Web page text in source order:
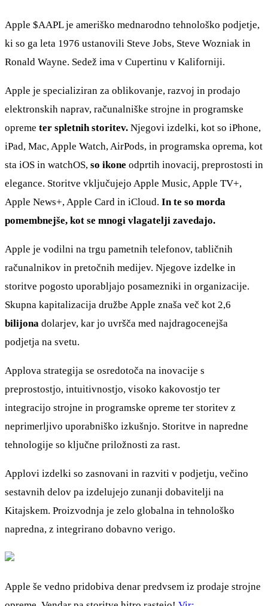
Apple $AAPLje ameriško mednarodno tehnološko podjetje,
ki so ga leta 1976 ustanovili Steve Jobs, Steve Wozniak in
Ronald Wayne. Sedež ima v Cupertinu v Kaliforniji.
Apple je specializiran za oblikovanje, razvoj in prodajo
elektronskih naprav, računalniške strojne in programske
opreme ter spletnih storitev. Njegovi izdelki, kot so iPhone,
iPad, Mac, Apple Watch, AirPods, in programska oprema, kot
sta iOS in watchOS, so ikone odprtih inovacij, preprostosti in
elegance. Storitve vključujejo Apple Music, Apple TV+,
Apple News+, Apple Card in iCloud. In te so morda
pomembnejše, kot se mnogi vlagatelji zavedajo.
Apple je vodilni na trgu pametnih telefonov, tabličnih
računalnikov in pretočnih medijev. Njegove izdelke in
storitve pogosto uporabljajo posamezniki in organizacije.
Skupna kapitalizacija družbe Apple znaša več kot 2,6
bilijona dolarjev, kar jo uvršča med najdragocenejša
podjetja na svetu.
Applova strategija se osredotoča na inovacije s
preprostostjo, intuitivnostjo, visoko kakovostjo ter
integracijo strojne in programske opreme ter storitev z
neprimerljivo uporabniško izkušnjo. Storitve in napredne
tehnologije so ključne priložnosti za rast.
Applovi izdelki so zasnovani in razviti v podjetju, večino
sestavnih delov pa izdelujejo zunanji dobavitelji na
Kitajskem. Proizvodnja je zelo globalna in tehnološko
napredna, z integrirano dobavno verigo.
Apple še vedno pridobiva denar predvsem iz prodaje strojne